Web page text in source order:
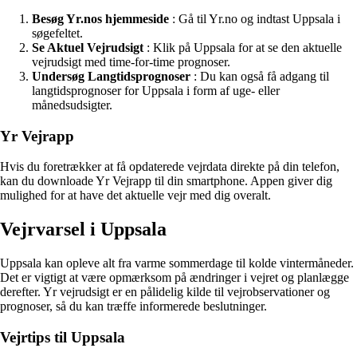
Besøg Yr.nos hjemmeside : Gå til Yr.no og indtast Uppsala i
søgefeltet.
Se Aktuel Vejrudsigt : Klik på Uppsala for at se den aktuelle
vejrudsigt med time-for-time prognoser.
Undersøg Langtidsprognoser : Du kan også få adgang til
langtidsprognoser for Uppsala i form af uge- eller
månedsudsigter.
Yr Vejrapp
Hvis du foretrækker at få opdaterede vejrdata direkte på din telefon,
kan du downloade Yr Vejrapp til din smartphone. Appen giver dig
mulighed for at have det aktuelle vejr med dig overalt.
Vejrvarsel i Uppsala
Uppsala kan opleve alt fra varme sommerdage til kolde vintermåneder.
Det er vigtigt at være opmærksom på ændringer i vejret og planlægge
derefter. Yr vejrudsigt er en pålidelig kilde til vejrobservationer og
prognoser, så du kan træffe informerede beslutninger.
Vejrtips til Uppsala